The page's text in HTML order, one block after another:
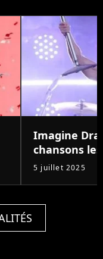
Imagine
chansons
5 juillet 2025